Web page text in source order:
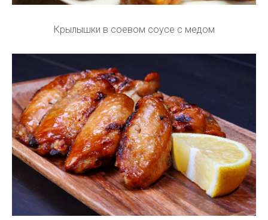
Крылышки в соевом соусе с медом